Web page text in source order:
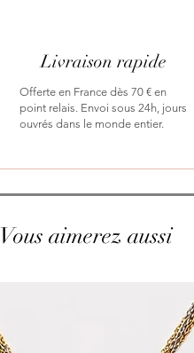
Livraison rapide
Offerte en France dès 70 € en
point relais. Envoi sous 24h, jours
ouvrés dans le monde entier.
Vous aimerez aussi